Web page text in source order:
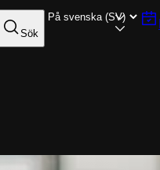
Sök